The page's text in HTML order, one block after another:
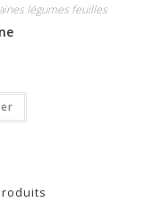
légumes feuilles